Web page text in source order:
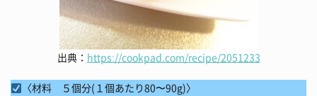
出典： https://cookpad.com/recipe/2051233
〈材料 ５個分(１個あたり80〜90g)〉